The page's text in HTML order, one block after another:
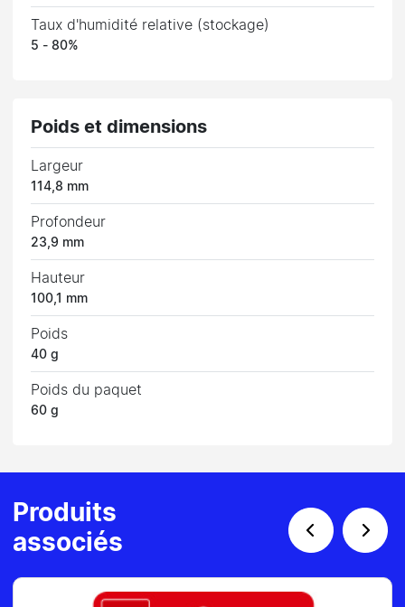
Taux d'humidité relative (stockage)
5 - 80%
Poids et dimensions
Largeur
114,8 mm
Profondeur
23,9 mm
Hauteur
100,1 mm
Poids
40 g
Poids du paquet
60 g
Produits
associés